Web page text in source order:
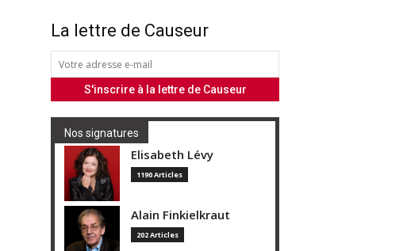
La lettre de Causeur
Nos signatures
Elisabeth Lévy
1190 Articles
Alain Finkielkraut
202 Articles